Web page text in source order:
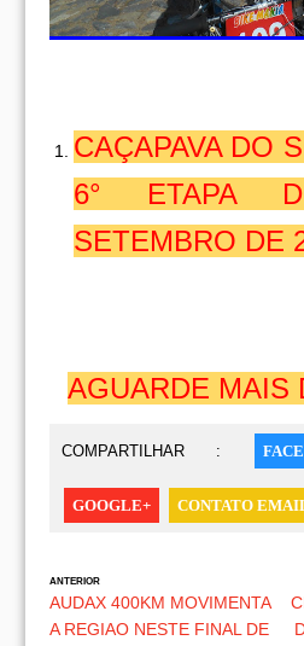
CAÇAPAVA DO
6° ETAPA
SETEMBRO DE
AGUARDE MAIS
COMPARTILHAR :
GOOGLE+ CONTATO
ANTERIOR
AUDAX 400KM MOVIMENTA
A REGIAO NESTE FINAL DE